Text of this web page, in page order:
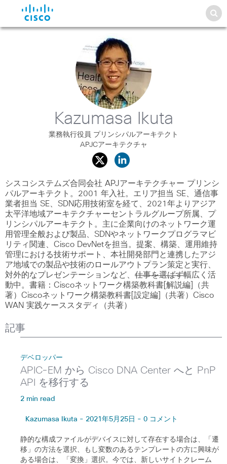
Kazumasa Ikuta
業務執行役員 プリンシパルアーキテクト
APJCアーキテクチャ
シスコシステムズ合同会社 APJアーキテクチャー プリンシ
パルアーキテクト。2001 年入社。エリア担当 SE、通信事
業者担当 SE、SDN応用技術室を経て、2021年よりアジア
太平洋地域アーキテクチャーセントラルグループ所属、プ
リンシパルアーキテクト。主に企業向けのネットワーク運
用管理全般および製品、SDNやネットワークプログラマビ
リティ関連、Cisco DevNetを担当。提案、構築、運用維持
管理における技術サポート、本社開発部門と連携したアジ
ア地域での製品や技術のロールアウトプラン策定と実行、
対外的なプレゼンテーションなど、 仕事を選ばず幅広く活
動中。書籍：Ciscoネットワーク構築教科書[解説編]（共
著）Ciscoネットワーク構築教科書[設定編]（共著）Cisco
WAN 実践ケーススタディ（共著）
記事
デベロッパー
APIC-EM から Cisco DNA Center へと PnP
API を移行する
2 min read
Kazumasa Ikuta - 2021年5月25日 - 0 コメント
静的な構成ファイルがデバイスに対して存在する場合は、「遷
移」の方法を選択、もし変数のあるテンプレートの方に興味が
ある場合は、「変換」選択。今では、新しいサイトクレーム